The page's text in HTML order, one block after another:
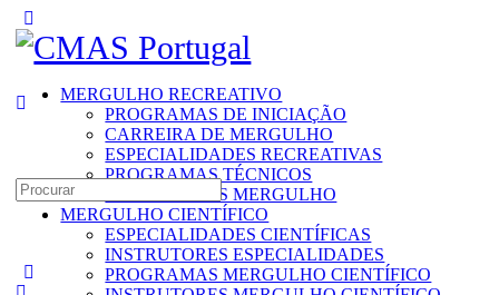
Side
Panel
MERGULHO RECREATIVO
PROGRAMAS DE INICIAÇÃO
CARREIRA DE MERGULHO
ESPECIALIDADES RECREATIVAS
PROGRAMAS TÉCNICOS
INSTRUTORES MERGULHO
MERGULHO CIENTÍFICO
ESPECIALIDADES CIENTÍFICAS
INSTRUTORES ESPECIALIDADES
PROGRAMAS MERGULHO CIENTÍFICO
Search
for: